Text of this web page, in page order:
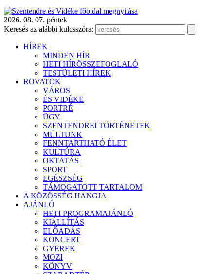
2026. 08. 07. péntek
Keresés az alábbi kulcsszóra:
HÍREK
MINDEN HÍR
HETI HÍRÖSSZEFOGLALÓ
TESTÜLETI HÍREK
ROVATOK
VÁROS
ÉS VIDÉKE
PORTRÉ
ÜGY
SZENTENDREI TÖRTÉNETEK
MÚLTUNK
FENNTARTHATÓ ÉLET
KULTÚRA
OKTATÁS
SPORT
EGÉSZSÉG
TÁMOGATOTT TARTALOM
A KÖZÖSSÉG HANGJA
AJÁNLÓ
HETI PROGRAMAJÁNLÓ
KIÁLLÍTÁS
ELŐADÁS
KONCERT
GYEREK
MOZI
KÖNYV